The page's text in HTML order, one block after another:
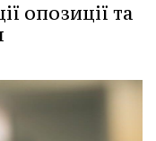
опозиції та